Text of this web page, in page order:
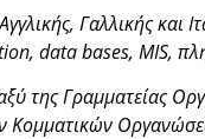
Γαλλικής
data bases, MIS,
της Γραμματείας
Κομματικών